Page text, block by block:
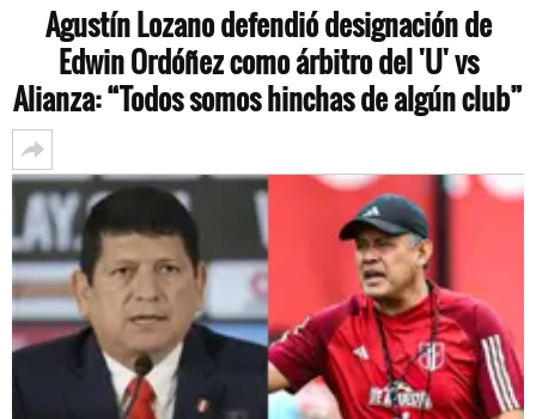
Agustín Lozano defendió designación de
Edwin Ordóñez como árbitro del 'U' vs
Alianza: “Todos somos hinchas de algún club”